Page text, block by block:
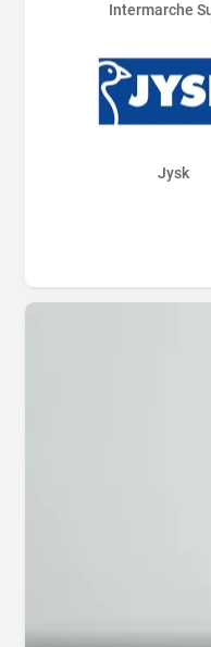
Intermarche
Jysk